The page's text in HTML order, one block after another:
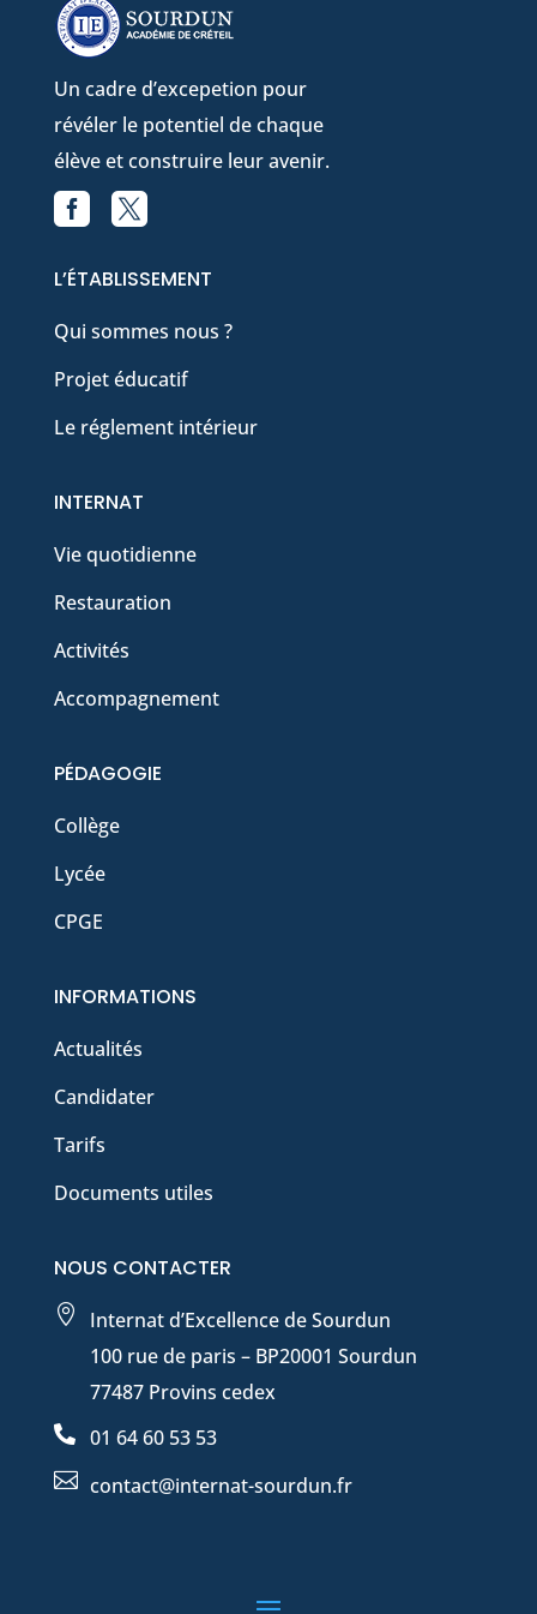
Un cadre d’excepetion pour
révéler le potentiel de chaque
élève et construire leur avenir.
 Facebook

L’ÉTABLISSEMENT
Qui sommes nous ?
Projet éducatif
Le réglement intérieur
INTERNAT
Vie quotidienne
Restauration
Activités
Accompagnement
PÉDAGOGIE
Collège
Lycée
CPGE
INFORMATIONS
Actualités
Candidater
Tarifs
Documents utiles
NOUS CONTACTER

Internat d’Excellence de Sourdun
100 rue de paris – BP20001 Sourdun
77487 Provins cedex
 01 64 60 53 53
 contact@internat-sourdun.fr